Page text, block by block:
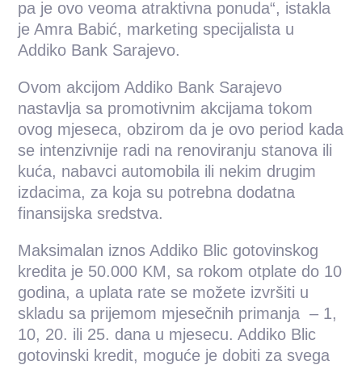
pa je ovo veoma atraktivna ponuda“, istakla
je Amra Babić, marketing specijalista u
Addiko Bank Sarajevo.
Ovom akcijom Addiko Bank Sarajevo
nastavlja sa promotivnim akcijama tokom
ovog mjeseca, obzirom da je ovo period kada
se intenzivnije radi na renoviranju stanova ili
kuća, nabavci automobila ili nekim drugim
izdacima, za koja su potrebna dodatna
finansijska sredstva.
Maksimalan iznos Addiko Blic gotovinskog
kredita je 50.000 KM, sa rokom otplate do 10
godina, a uplata rate se možete izvršiti u
skladu sa prijemom mjesečnih primanja – 1,
10, 20. ili 25. dana u mjesecu. Addiko Blic
gotovinski kredit, moguće je dobiti za svega